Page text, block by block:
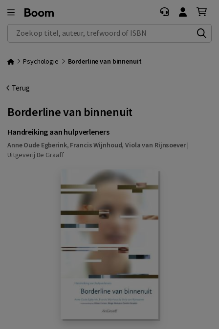
Zoek op titel, auteur, trefwoord of ISBN
Psychologie Borderline van binnenuit
Terug
Borderline van binnenuit
Handreiking aan hulpverleners
Anne Oude Egberink, Francis Wijnhoud,Viola van Rijnsoever|
Uitgeverij De Graaff